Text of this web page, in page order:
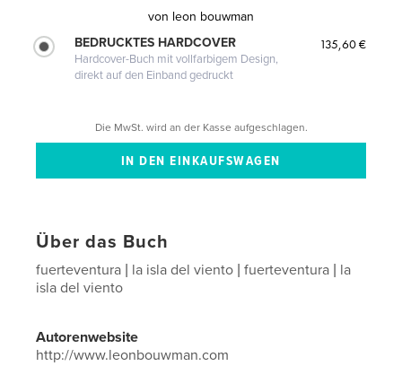
von leon bouwman
BEDRUCKTES HARDCOVER
Hardcover-Buch mit vollfarbigem Design,
direkt auf den Einband gedruckt
135,60 €
Die MwSt. wird an der Kasse aufgeschlagen.
Über das Buch
fuerteventura | la isla del viento | fuerteventura | la
isla del viento
Autorenwebsite
http://www.leonbouwman.com